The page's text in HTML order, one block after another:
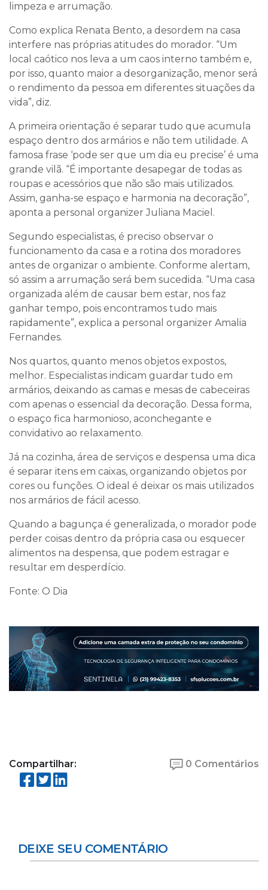
limpeza e arrumação.
Como explica Renata Bento, a desordem na casa
interfere nas próprias atitudes do morador. “Um
local caótico nos leva a um caos interno também e,
por isso, quanto maior a desorganização, menor será
o rendimento da pessoa em diferentes situações da
vida”, diz.
A primeira orientação é separar tudo que acumula
espaço dentro dos armários e não tem utilidade. A
famosa frase ‘pode ser que um dia eu precise’ é uma
grande vilã. “É importante desapegar de todas as
roupas e acessórios que não são mais utilizados.
Assim, ganha-se espaço e harmonia na decoração”,
aponta a personal organizer Juliana Maciel.
Segundo especialistas, é preciso observar o
funcionamento da casa e a rotina dos moradores
antes de organizar o ambiente. Conforme alertam,
só assim a arrumação será bem sucedida. “Uma casa
organizada além de causar bem estar, nos faz
ganhar tempo, pois encontramos tudo mais
rapidamente”, explica a personal organizer Amalia
Fernandes.
Nos quartos, quanto menos objetos expostos,
melhor. Especialistas indicam guardar tudo em
armários, deixando as camas e mesas de cabeceiras
com apenas o essencial da decoração. Dessa forma,
o espaço fica harmonioso, aconchegante e
convidativo ao relaxamento.
Já na cozinha, área de serviços e despensa uma dica
é separar itens em caixas, organizando objetos por
cores ou funções. O ideal é deixar os mais utilizados
nos armários de fácil acesso.
Quando a bagunça é generalizada, o morador pode
perder coisas dentro da própria casa ou esquecer
alimentos na despensa, que podem estragar e
resultar em desperdício.
Fonte: O Dia
Compartilhar: 0 Comentários
DEIXE SEU COMENTÁRIO